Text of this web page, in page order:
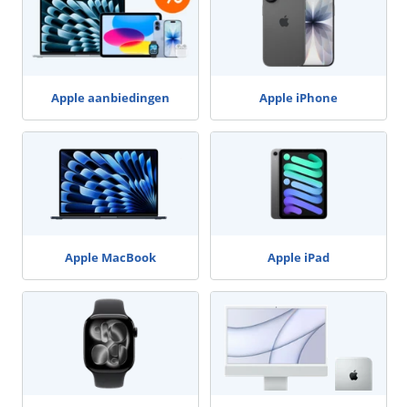
Apple aanbiedingen Apple iPhone
Apple MacBook Apple iPad